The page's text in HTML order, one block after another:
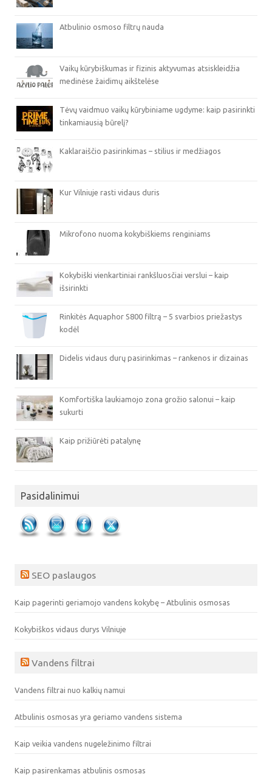
Atbulinio osmoso filtrų nauda
Vaikų kūrybiškumas ir fizinis aktyvumas atsiskleidžia
medinėse žaidimų aikštelėse
Tėvų vaidmuo vaikų kūrybiniame ugdyme: kaip pasirinkti
tinkamiausią būrelį?
Kaklaraiščio pasirinkimas – stilius ir medžiagos
Kur Vilniuje rasti vidaus duris
Mikrofono nuoma kokybiškiems renginiams
Kokybiški vienkartiniai rankšluosčiai verslui – kaip
išsirinkti
Rinkitės Aquaphor S800 filtrą – 5 svarbios priežastys
kodėl
Didelis vidaus durų pasirinkimas – rankenos ir dizainas
Komfortiška laukiamojo zona grožio salonui – kaip
sukurti
Kaip prižiūrėti patalynę
Pasidalinimui
SEO paslaugos
Kaip pagerinti geriamojo vandens kokybę – Atbulinis osmosas
Kokybiškos vidaus durys Vilniuje
Vandens filtrai
Vandens filtrai nuo kalkių namui
Atbulinis osmosas yra geriamo vandens sistema
Kaip veikia vandens nugeležinimo filtrai
Kaip pasirenkamas atbulinis osmosas